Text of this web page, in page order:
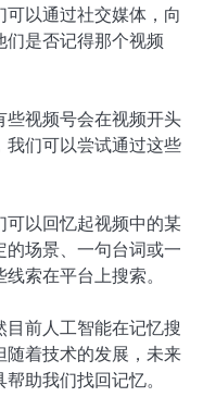
可以通过社交媒体，向
是否记得那个视频
些视频号会在视频开头
们可以尝试通过这些
可以回忆起视频中的某
场景、一句台词或一
索在平台上搜索。
目前人工智能在记忆搜
着技术的发展，未来
助我们找回记忆。